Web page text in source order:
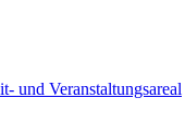
und Veranstaltungsareal